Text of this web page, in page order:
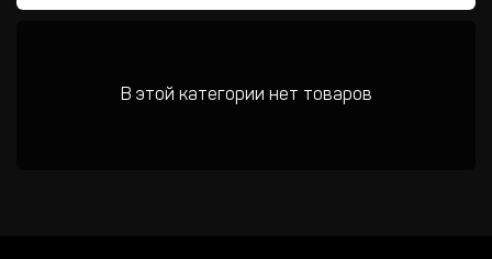
В этой категории нет товаров